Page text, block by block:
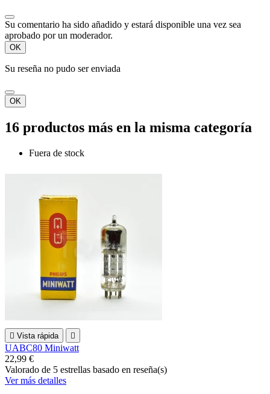
Su comentario ha sido añadido y estará disponible una vez sea
aprobado por un moderador.
OK
Su reseña no pudo ser enviada
OK
16 productos más en la misma categoría
Fuera de stock
 Vista rápida 
UABC80 Miniwatt
22,99 €
Valorado de 5 estrellas basado en reseña(s)
Ver más detalles